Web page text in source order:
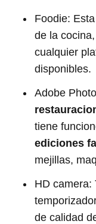
Foodie:
de la
cualquier
disponibles.
Adobe
tiene
ediciones
mejillas,
HD camera:
de calidad